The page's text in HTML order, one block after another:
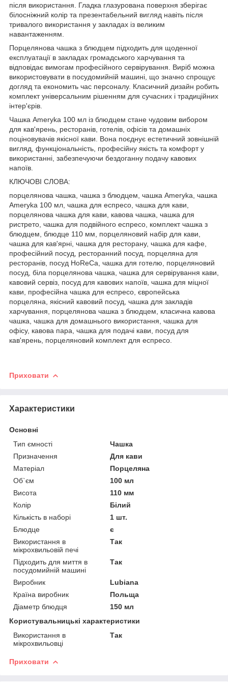
після використання. Гладка глазурована поверхня зберігає
білосніжний колір та презентабельний вигляд навіть після
тривалого використання у закладах із великим
навантаженням.
Порцелянова чашка з блюдцем підходить для щоденної
експлуатації в закладах громадського харчування та
відповідає вимогам професійного сервірування. Виріб можна
використовувати в посудомийній машині, що значно спрощує
догляд та економить час персоналу. Класичний дизайн робить
комплект універсальним рішенням для сучасних і традиційних
інтер'єрів.
Чашка Ameryka 100 мл із блюдцем стане чудовим вибором
для кав'ярень, ресторанів, готелів, офісів та домашніх
поціновувачів якісної кави. Вона поєднує естетичний зовнішній
вигляд, функціональність, професійну якість та комфорт у
використанні, забезпечуючи бездоганну подачу кавових
напоїв.
КЛЮЧОВІ СЛОВА:
порцелянова чашка, чашка з блюдцем, чашка Ameryka, чашка
Ameryka 100 мл, чашка для еспресо, чашка для кави,
порцелянова чашка для кави, кавова чашка, чашка для
ристрето, чашка для подвійного еспресо, комплект чашка з
блюдцем, блюдце 110 мм, порцеляновий набір для кави,
чашка для кав'ярні, чашка для ресторану, чашка для кафе,
професійний посуд, ресторанний посуд, порцеляна для
ресторанів, посуд HoReCa, чашка для готелю, порцеляновий
посуд, біла порцелянова чашка, чашка для сервірування кави,
кавовий сервіз, посуд для кавових напоїв, чашка для міцної
кави, професійна чашка для еспресо, європейська
порцеляна, якісний кавовий посуд, чашка для закладів
харчування, порцелянова чашка з блюдцем, класична кавова
чашка, чашка для домашнього використання, чашка для
офісу, кавова пара, чашка для подачі кави, посуд для
кав'ярень, порцеляновий комплект для еспресо.
Приховати
Характеристики
Основні
Тип ємності
Чашка
Призначення
Для кави
Матеріал
Порцеляна
Об`єм
100 мл
Висота
110 мм
Колір
Білий
Кількість в наборі
1 шт.
Блюдце
є
Використання в
мікрохвильовій печі
Так
Підходить для миття в
посудомийній машині
Так
Виробник
Lubiana
Країна виробник
Польща
Діаметр блюдця
150 мл
Користувальницькі характеристики
Використання в
мікрохвильовці
Так
Приховати